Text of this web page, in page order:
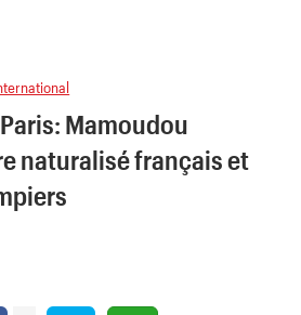
Mamoudou
naturalisé français et